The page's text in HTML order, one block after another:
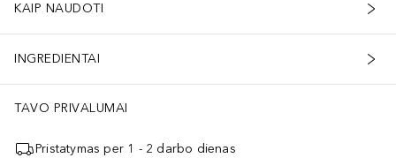
KAIP NAUDOTI
INGREDIENTAI
TAVO PRIVALUMAI
Pristatymas per 1 - 2 darbo dienas